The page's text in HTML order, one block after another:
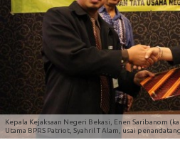
Kepala Kejaksaan Negeri Bekasi, Enen Saribanom
Utama BPRS Patriot, Syahril T Alam, usai